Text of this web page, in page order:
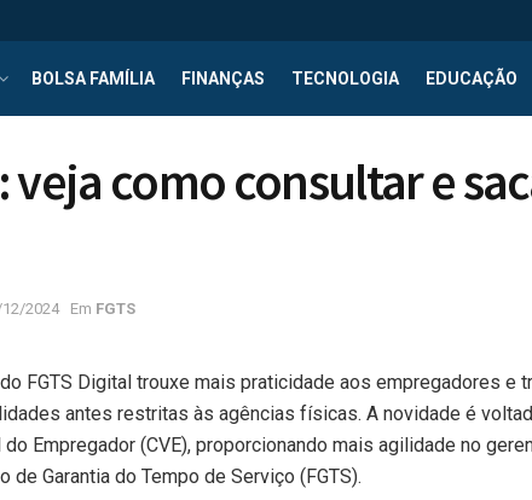
BOLSA FAMÍLIA FINANÇAS TECNOLOGIA EDUCAÇÃO
veja como consultar e
2024 Em FGTS
FGTS Digital trouxe mais praticidade aos empregadores e
antes restritas às agências físicas. A novidade é
Empregador (CVE), proporcionando mais agilidade no
de Garantia do Tempo de Serviço (FGTS).